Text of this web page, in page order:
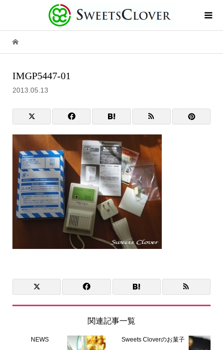
IMGP5447-01
2013.05.13
関連記事一覧
NEWS Sweets Cloverのお菓子